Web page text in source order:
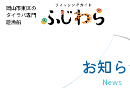
岡山市東区の
タイラバ専門
遊漁船
お知
News